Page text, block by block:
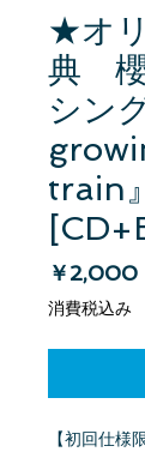
★オ
典
シン
train
￥2,000
消費税込み
【初回仕様